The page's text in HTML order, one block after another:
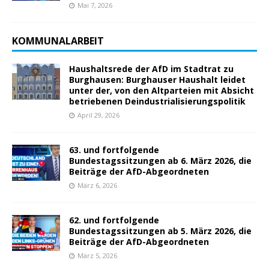
Mai 7, 2026
KOMMUNALARBEIT
Haushaltsrede der AfD im Stadtrat zu
Burghausen: Burghauser Haushalt leidet
unter der, von den Altparteien mit Absicht
betriebenen Deindustrialisierungspolitik
April 29, 2026
63. und fortfolgende
Bundestagssitzungen ab 6. März 2026, die
Beiträge der AfD-Abgeordneten
März 6, 2026
62. und fortfolgende
Bundestagssitzungen ab 5. März 2026, die
Beiträge der AfD-Abgeordneten
März 5, 2026